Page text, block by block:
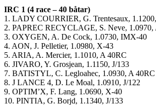
IRC 1 (4 race – 40 båtar)
1. LADY COURRIER, G. Trentesaux,
2. PAPREC RECYCLAGE, S. Neve, 1.0970,
3. OXYGEN, A. De Cock, 1.0730, IMX-40
4. AON, J. Pelletier, 1.0980, X-43
5. ARIA, A. Mercier, 1.1010, A 40RC
6. JIVARO, Y. Grosjean, 1.1150, J/133
7. BATISTYL, C. Legloahec, 1.0930, A 40RC
8. J LANCE 4, D. Le Moal, 1.0910, J/122
9. OPTIM’X, F. Lang, 1.0690, X-40
10. PINTIA, G. Borjd, 1.1340, J/133